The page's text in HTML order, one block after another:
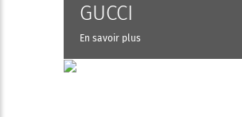
GUCCI
En savoir plus